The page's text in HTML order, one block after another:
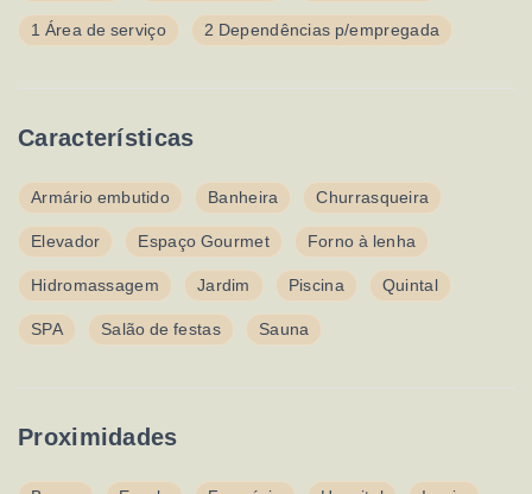
1 Área de serviço 2 Dependências p/empregada
Características
Armário embutido Banheira Churrasqueira
Elevador Espaço Gourmet Forno à lenha
Hidromassagem Jardim Piscina Quintal
SPA Salão de festas Sauna
Proximidades